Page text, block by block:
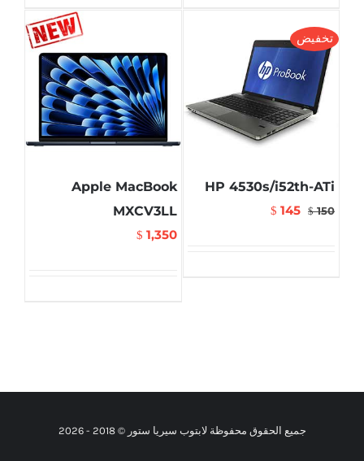
تخفيض
HP 4530s/i52th-ATi
$150
$ 145
Apple MacBook
MXCV3LL
$ 1,350
جميع الحقوق محفوظة لابتوب سيريا ستور © 2018 - 2026